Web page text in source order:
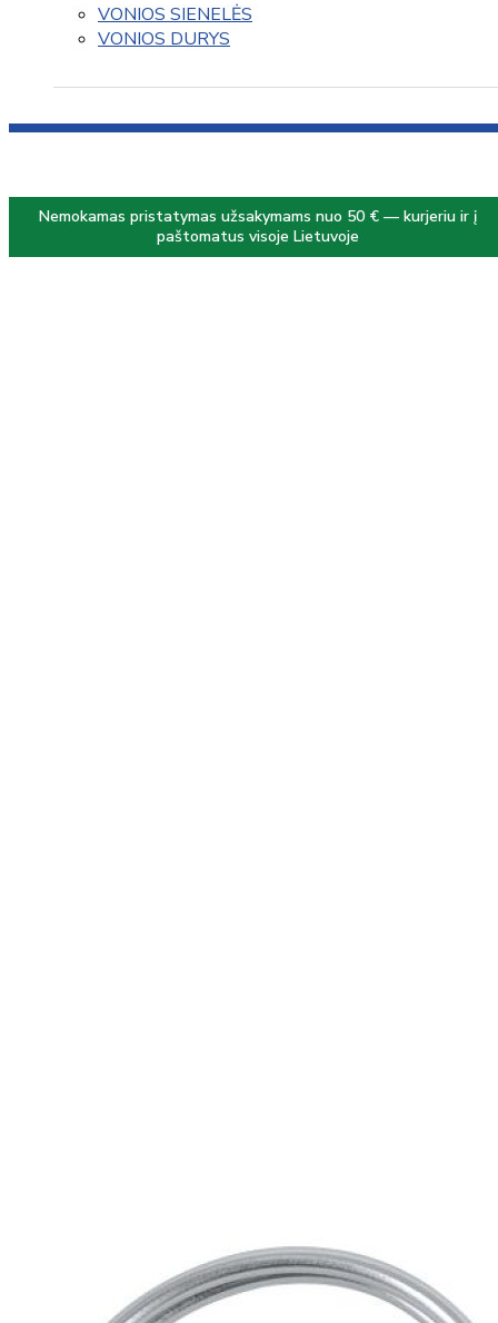
VONIOS SIENELĖS
VONIOS DURYS
Nemokamas pristatymas užsakymams nuo 50 € — kurjeriu ir į
paštomatus visoje Lietuvoje